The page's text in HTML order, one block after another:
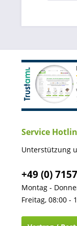
Service
Unterstützung
+49 (0)
Montag -
Freitag, 08:00 -